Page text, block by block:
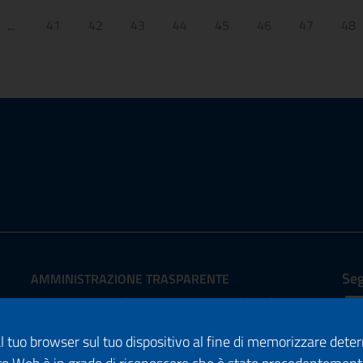
41 42 43 44 45 46 47 48
AMMINISTRAZIONE TRASPARENTE
I dati personali pubblicati sono riutilizzabili solo alle
2003/98/CE e dal d.lgs. 36/2006
browser sul tuo dispositivo al fine di memorizzare